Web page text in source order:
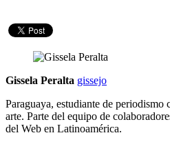
Gissela Peralta gissejo
Paraguaya, estudiante de periodismo
arte. Parte del equipo de
del Web en Latinoamérica.